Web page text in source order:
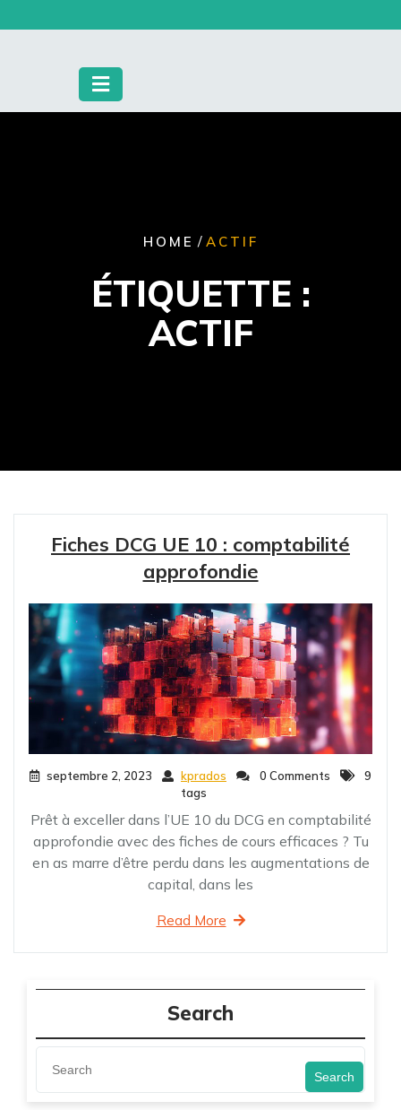
to
HOME / ACTIF
ÉTIQUETTE :
ACTIF
Fiches DCG UE 10 : comptabilité
approfondie
septembre 2, 2023 kprados 0 Comments
9
tags
Prêt à exceller dans l’UE 10 du DCG en comptabilité
approfondie avec des fiches de cours efficaces ? Tu
en as marre d’être perdu dans les augmentations de
capital, dans les
Read More
Search
Search